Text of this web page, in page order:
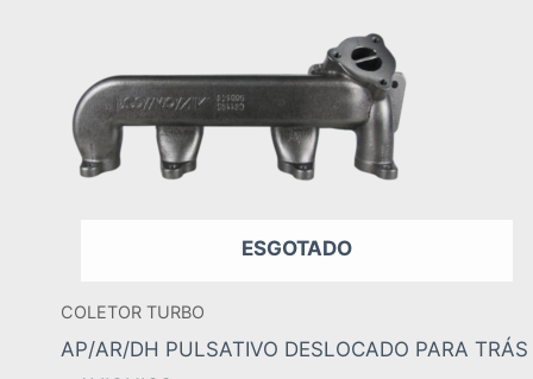
ESGOTADO
COLETOR TURBO
AP/AR/DH PULSATIVO DESLOCADO PARA TRÁS